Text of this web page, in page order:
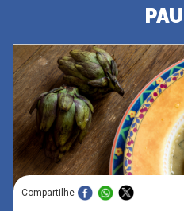
Compartilhe